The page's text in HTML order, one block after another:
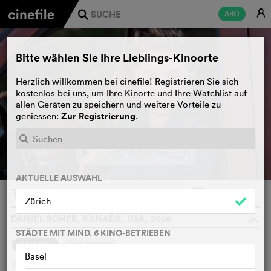
ABO E
j
TRAILER ABSPIELEN
The Piano Tuner
SYNOPSIS WIR FINDEN
Niki ist dank seiner Geräuschüberempfindlichkeit ein
Bitte wählen Sie Ihre Lieblings-Kinoorte
Herzlich willkommen bei cinefile! Registrieren Sie sich
kostenlos bei uns, um Ihre Kinorte und Ihre Watchlist auf
allen Geräten zu speichern und weitere Vorteile zu
geniessen: Zur Registrierung.
AKTUELLE AUSWAHL
Zürich
STÄDTE MIT MIND. 6 KINO-BETRIEBEN
Basel